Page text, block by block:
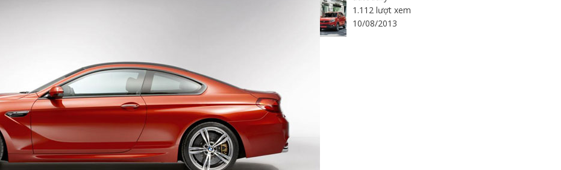
BMW M3 SEDAN 2015
autodaily
1.181 lượt xem - 28/01/2015
1.112 lượt xem
10/08/2013